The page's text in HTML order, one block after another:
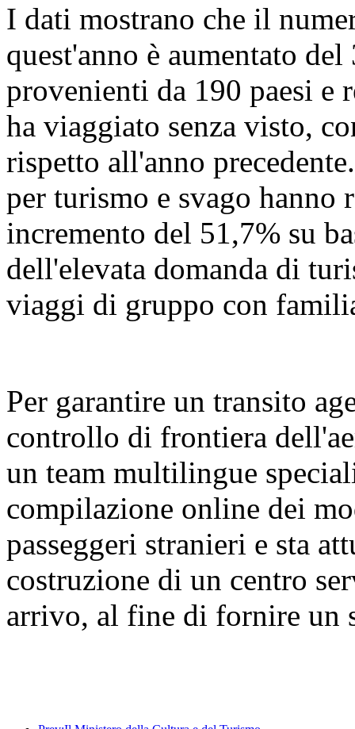
I dati mostrano che il
quest'anno è aumentato
provenienti da 190 paesi e
ha viaggiato senza visto,
rispetto all'anno
per turismo e svago hanno
incremento del 51,7% su
dell'elevata domanda di
viaggi di gruppo con
Per garantire un transito
controllo di frontiera
un team multilingue
compilazione online dei
passeggeri stranieri e sta
costruzione di un centro
arrivo, al fine di fornire un